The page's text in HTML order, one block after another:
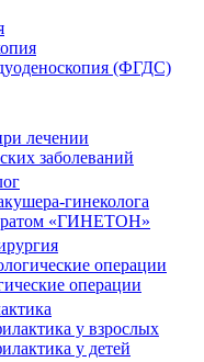
(ФГДС)
лечении
заболеваний
гинеколога
«ГИНЕТОН»
операции
операции
у взрослых
у детей